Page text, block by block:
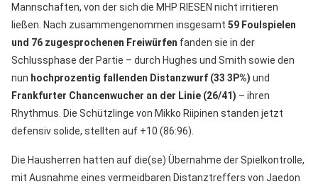
Mannschaften, von der sich die MHP RIESEN nicht irritieren
ließen. Nach zusammengenommen insgesamt 59 Foulspielen
und 76 zugesprochenen Freiwürfen fanden sie in der
Schlussphase der Partie – durch Hughes und Smith sowie den
nun hochprozentig fallenden Distanzwurf (33 3P%) und
Frankfurter Chancenwucher an der Linie (26/41) – ihren
Rhythmus. Die Schützlinge von Mikko Riipinen standen jetzt
defensiv solide, stellten auf +10 (86:96).
Die Hausherren hatten auf die(se) Übernahme der Spielkontrolle,
mit Ausnahme eines vermeidbaren Distanztreffers von Jaedon